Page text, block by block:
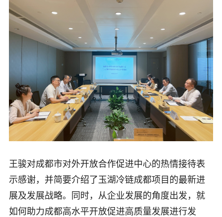
王骏对成都市对外开放合作促进中心的热情接待表
示感谢，并简要介绍了玉湖冷链成都项目的最新进
展及发展战略。同时，从企业发展的角度出发，就
如何助力成都高水平开放促进高质量发展进行发